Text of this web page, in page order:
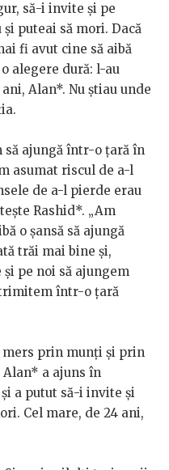
să-i invite și pe
puteai să mori. Dacă
fi avut cine să aibă
alegere dură: l-au
Alan*. Nu știau unde
să ajungă într-o țară în
asumat riscul de a-l
de a-l pierde erau
Rashid*. „Am
o șansă să ajungă
trăi mai bine și,
și pe noi să ajungem
trimitem într-o țară
mers prin munți și prin
a ajuns în
a putut să-i invite și
Cel mare, de 24 ani,